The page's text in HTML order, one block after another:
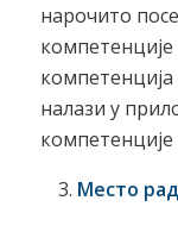
нарочито
налази у
Место